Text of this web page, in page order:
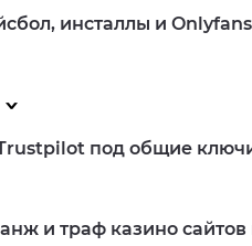
инсталлы и Onlyfans
под общие
и траф казино сайтов